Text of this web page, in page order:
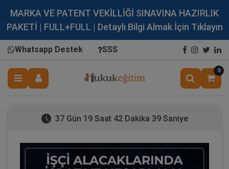
MARKA VE PATENT VEKİLLİĞİ SINAVINA HAZIRLIK
PAKETİ | FULL+FULL | Detaylı Bilgi Almak İçin Tıklayın
Whatsapp Destek SSS
0
37 Gün 19 Saat 42 Dakika 38 Saniye